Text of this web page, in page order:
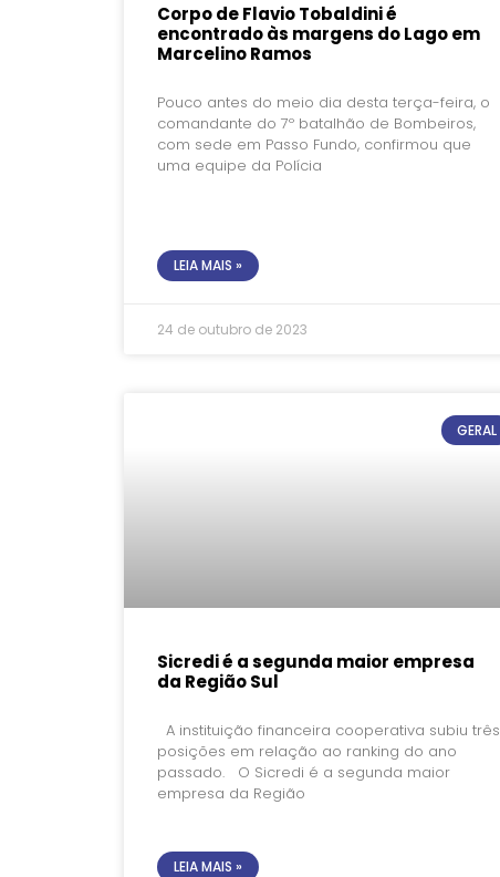
Corpo de Flavio Tobaldini é
encontrado às margens do Lago em
Marcelino Ramos
Pouco antes do meio dia desta terça-feira, o
comandante do 7º batalhão de Bombeiros,
com sede em Passo Fundo, confirmou que
uma equipe da Polícia
LEIA MAIS »
24 de outubro de 2023
GERAL
Sicredi é a segunda maior empresa
da Região Sul
A instituição financeira cooperativa subiu três
posições em relação ao ranking do ano
passado. O Sicredi é a segunda maior
empresa da Região
LEIA MAIS »